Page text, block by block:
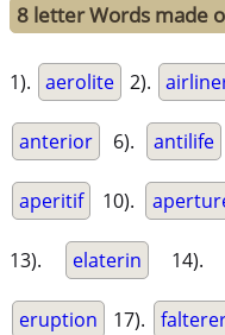
8 letter Words made
1). aerolite 2).
anterior 6). antilife
aperitif 10).
13). elaterin 14).
eruption 17).